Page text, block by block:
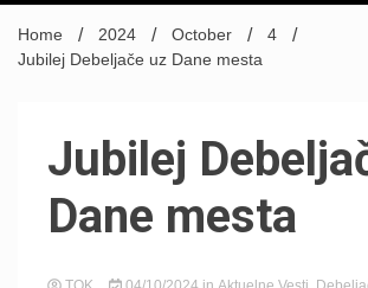
Home 2024 October
4
Jubilej Debeljače uz Dane mesta
Jubilej
Dane mesta